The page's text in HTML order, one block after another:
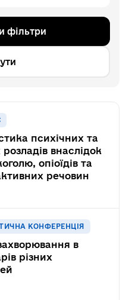
фільтри
психічних та
внаслідок
опіоїдів та
речовин
КОНФЕРЕНЦІЯ
в
різних